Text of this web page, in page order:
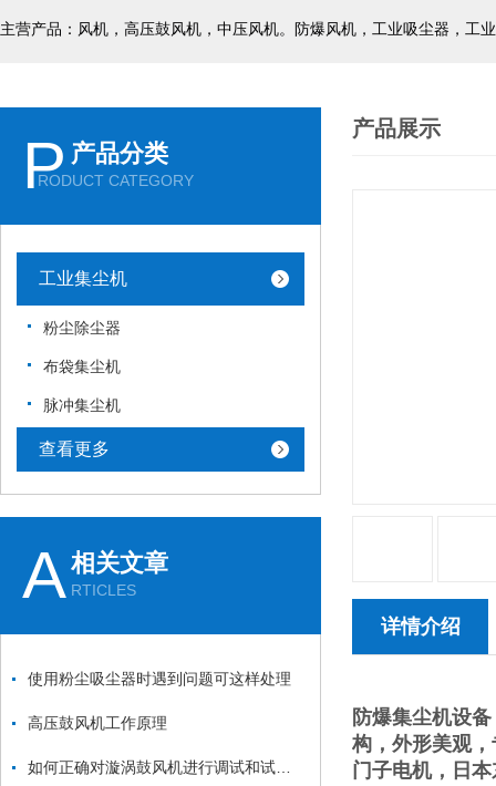
主营产品：风机，高压鼓风机，中压风机。防爆风机，工业吸尘器，工
P 产品分类
RODUCT CATEGORY
工业集尘机
粉尘除尘器
布袋集尘机
脉冲集尘机
查看更多
A相关文章
RTICLES
使用粉尘吸尘器时遇到问题可这样处理
高压鼓风机工作原理
产品展示
详情介绍
防爆集尘机设
构，外形美观，
门子电机，日